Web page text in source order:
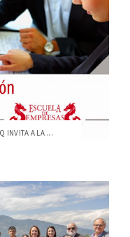
INVITA A LA ...